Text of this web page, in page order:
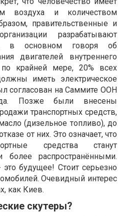
воздуха и количеством
правительственные и
разрабатывают
в основном говоря об
двигателей внутреннего
крайней мере, 20% всех
иметь электрическое
согласован на Саммите ООН
Позже были внесены
транспортных средств,
(дизельное топливо), до
от них. Это означает, что
средства станут
распространёнными.
будущее! Стоит серьезно
Очевидный интерес
как Киев.
скутеры?